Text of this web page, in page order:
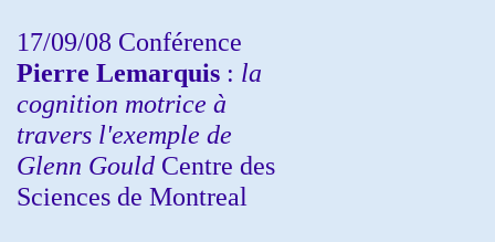
17/09/08 Conférence
Pierre Lemarquis : la
cognition motrice à
travers l'exemple de
Glenn Gould Centre des
Sciences de Montreal